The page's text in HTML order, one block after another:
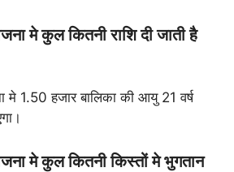
मे कुल कितनी राशि दी जाती है
मे 1.50 हजार बालिका की आयु 21 वर्ष
मे कुल कितनी किस्तों मे भुगतान